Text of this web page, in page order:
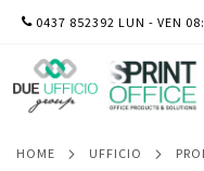
SALTA
CONTENUTO
0437 852392 LUN - VEN
HOME UFFICIO
Organizer
Durable